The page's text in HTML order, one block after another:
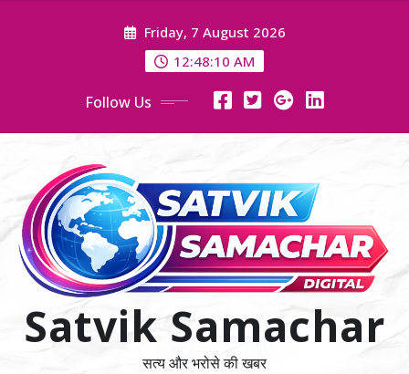
Friday, 7 August 2026
12:48:11 AM
Follow Us
Satvik Samachar
सत्य और भरोसे की खबर